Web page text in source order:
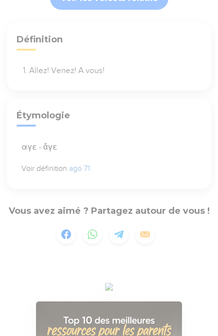
Définition
Allez! Venez! A vous!
Étymologie
αγε - ἄγε
Voir définition ago 71
Vous avez aimé ? Partagez autour de vous !